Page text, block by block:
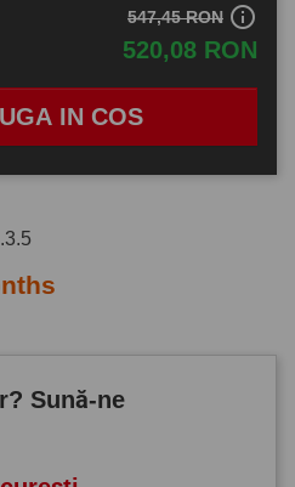
IN COS
520,08 RON
547,45 RON info_outline
Sună-ne